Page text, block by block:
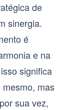
de
sinergia.
é
e na
significa
mas
sua vez,